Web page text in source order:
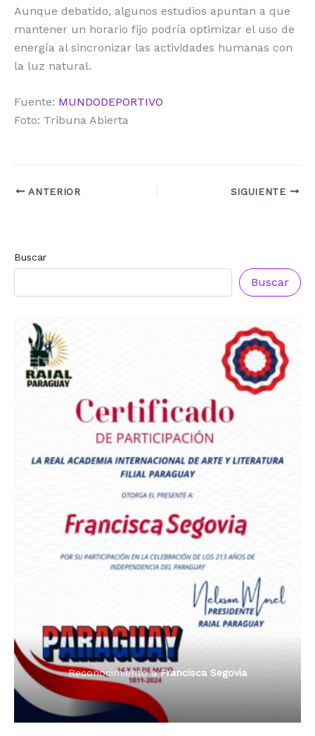
Aunque debatido, algunos estudios apuntan a que
mantener un horario fijo podría optimizar el uso de
energía al sincronizar las actividades humanas con
la luz natural.
Fuente: MUNDODEPORTIVO
Foto: Tribuna Abierta
ANTERIOR SIGUIENTE
Buscar
Buscar
Dama de Oro 2024
Reconocimiento aFrancisca Segovia
Reconocimiento aFrancisca Segovia
Radio Tribuna Abierta
Reconocimiento aRadio Tribuna Abierta
Reconocimiento aRadio Oñondivepa Paraguay
Premio Orgullo Paraguayo
Reconocimiento aFrancisca Segovia